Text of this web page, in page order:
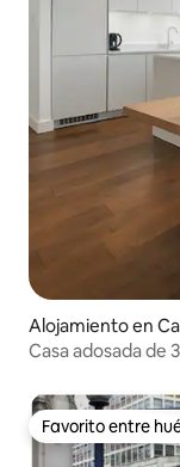
Alojamiento en
Casa adosada de
Favorito entre
Favorito entre